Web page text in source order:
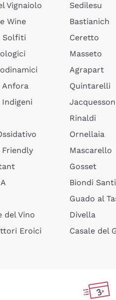
Vignaiolo
Wine
Solfiti
Anfora
Friendly
del Vino
Eroici
Sedilesu
Bastianich
Ceretto
Masseto
Agrapart
Quintarelli
Jacquesson
Rinaldi
Ornellaia
Mascarello
Gosset
Biondi Santi
Guado al
Divella
Casale del